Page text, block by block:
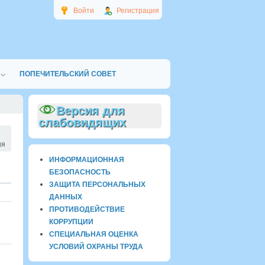
Войти Регистрация
ПОПЕЧИТЕЛЬСКИЙ СОВЕТ
Версия для
слабовидящих
ИНФОРМАЦИОННАЯ
БЕЗОПАСНОСТЬ
ЗАЩИТА ПЕРСОНАЛЬНЫХ
ДАННЫХ
ПРОТИВОДЕЙСТВИЕ
КОРРУПЦИИ
СПЕЦИАЛЬНАЯ ОЦЕНКА
УСЛОВИЙ ОХРАНЫ ТРУДА